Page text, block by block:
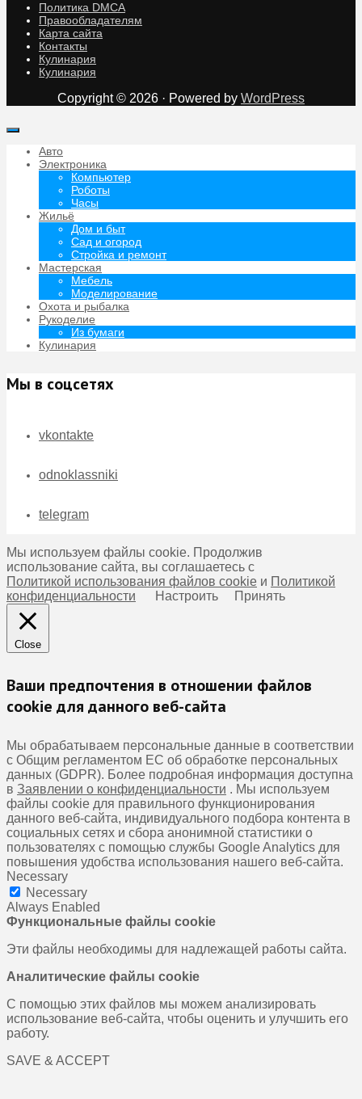
Политика DMCA
Правообладателям
Карта сайта
Контакты
Кулинария
Кулинария
Copyright © 2026 · Powered by WordPress
Авто
Электроника
Компьютер
Роботы
Часы
Жильё
Дом и быт
Сад и огород
Стройка и ремонт
Мастерская
Мебель
Моделирование
Охота и рыбалка
Рукоделие
Из бумаги
Кулинария
Мы в соцсетях
vkontakte
odnoklassniki
telegram
Мы используем файлы cookie. Продолжив
использование сайта, вы соглашаетесь с
Политикой использования файлов cookie и Политикой
конфиденциальности
Настроить Принять
Close
Ваши предпочтения в отношении файлов
cookie для данного веб-сайта
Мы обрабатываем персональные данные в соответствии
с Общим регламентом ЕС об обработке персональных
данных (GDPR). Более подробная информация доступна
в Заявлении о конфиденциальности . Мы используем
файлы cookie для правильного функционирования
данного веб-сайта, индивидуального подбора контента в
социальных сетях и сбора анонимной статистики о
пользователях с помощью службы Google Analytics для
повышения удобства использования нашего веб-сайта.
Necessary
Necessary
Always Enabled
Функциональные файлы cookie
Эти файлы необходимы для надлежащей работы сайта.
Аналитические файлы cookie
С помощью этих файлов мы можем анализировать
использование веб-сайта, чтобы оценить и улучшить его
работу.
SAVE & ACCEPT